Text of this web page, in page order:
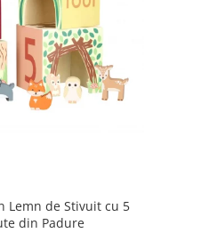
Lemn de Stivuit cu 5
din Padure